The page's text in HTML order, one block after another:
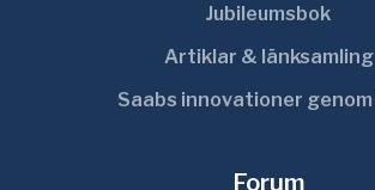
Jubileumsbok
Artiklar & länksamling
Saabs innovationer
Forum